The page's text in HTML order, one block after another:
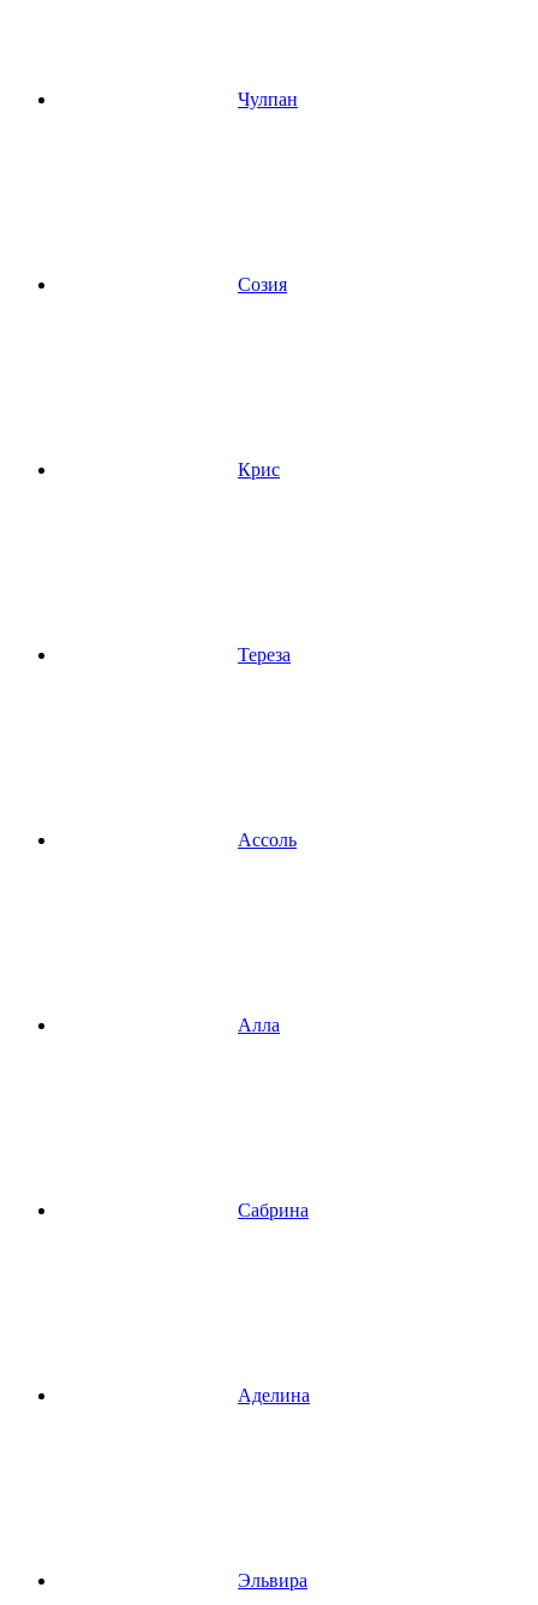
Чулпан
Созия
Крис
Тереза
Ассоль
Алла
Сабрина
Аделина
Эльвира